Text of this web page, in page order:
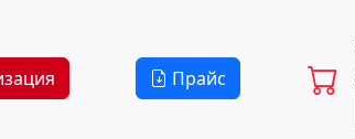
Прайс